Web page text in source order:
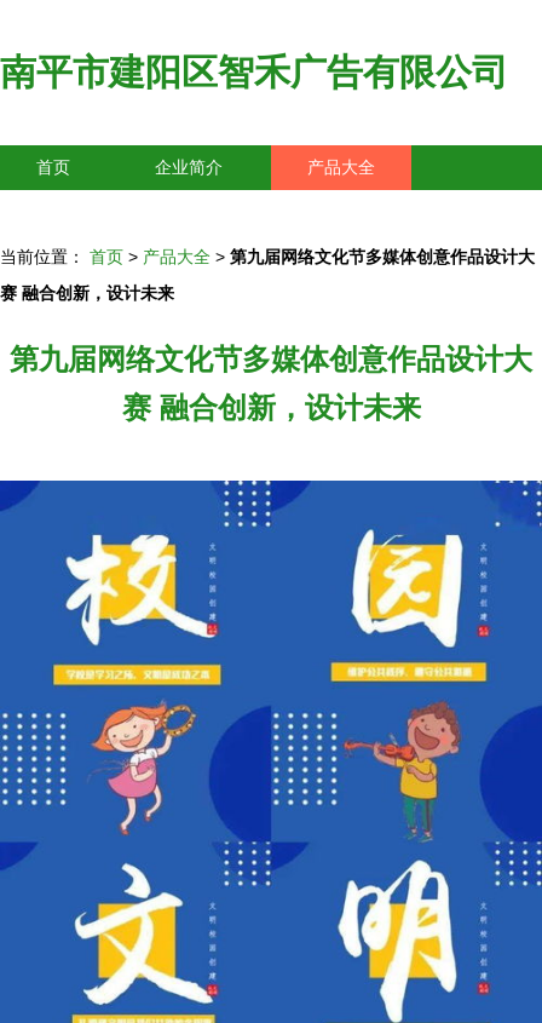
南平市建阳区智禾广告有限公司
首页 企业简介 产品大全
当前位置： 首页 > 产品大全 > 第九届网络文化节多媒体创意作品设计大
赛 融合创新，设计未来
第九届网络文化节多媒体创意作品设计大
赛 融合创新，设计未来